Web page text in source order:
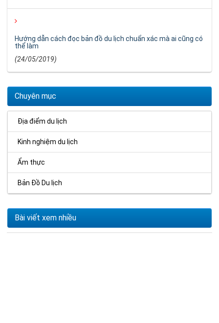
Hướng dẫn cách đọc bản đồ du lịch chuẩn xác mà ai cũng có
thể làm
(24/05/2019)
Chuyên mục
Địa điểm du lịch
Kinh nghiệm du lịch
Ẩm thực
Bản Đồ Du lịch
Bài viết xem nhiều